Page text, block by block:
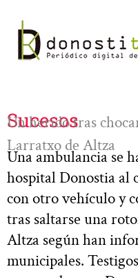
contenido
Sucesos
Un herido tras
Larratxo de Altza
Una ambulancia se
hospital Donostia al
con otro vehículo y
tras saltarse una
Altza según han
municipales.